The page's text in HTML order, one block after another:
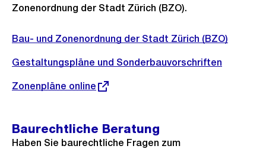
Zonenordnung der Stadt Zürich (BZO).
Bau- und Zonenordnung der Stadt Zürich (BZO)
Gestaltungspläne und Sonderbauvorschriften
Externer
Zonenpläne online
Baurechtliche Beratung
Haben Sie baurechtliche Fragen zum